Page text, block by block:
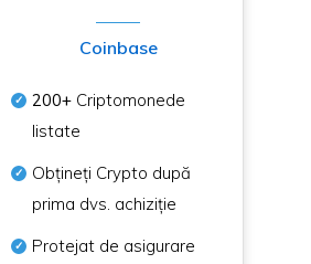
Coinbase
200+ Criptomonede
listate
Obțineți Crypto după
prima dvs. achiziție
Protejat de asigurare